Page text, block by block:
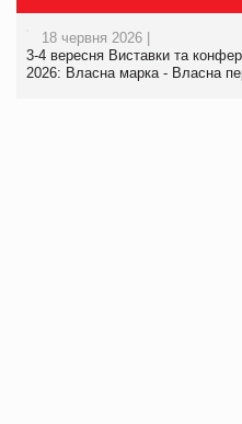
18 червня 2026 |
3-4 вересня Виставки та
2026: Власна марка - Власна